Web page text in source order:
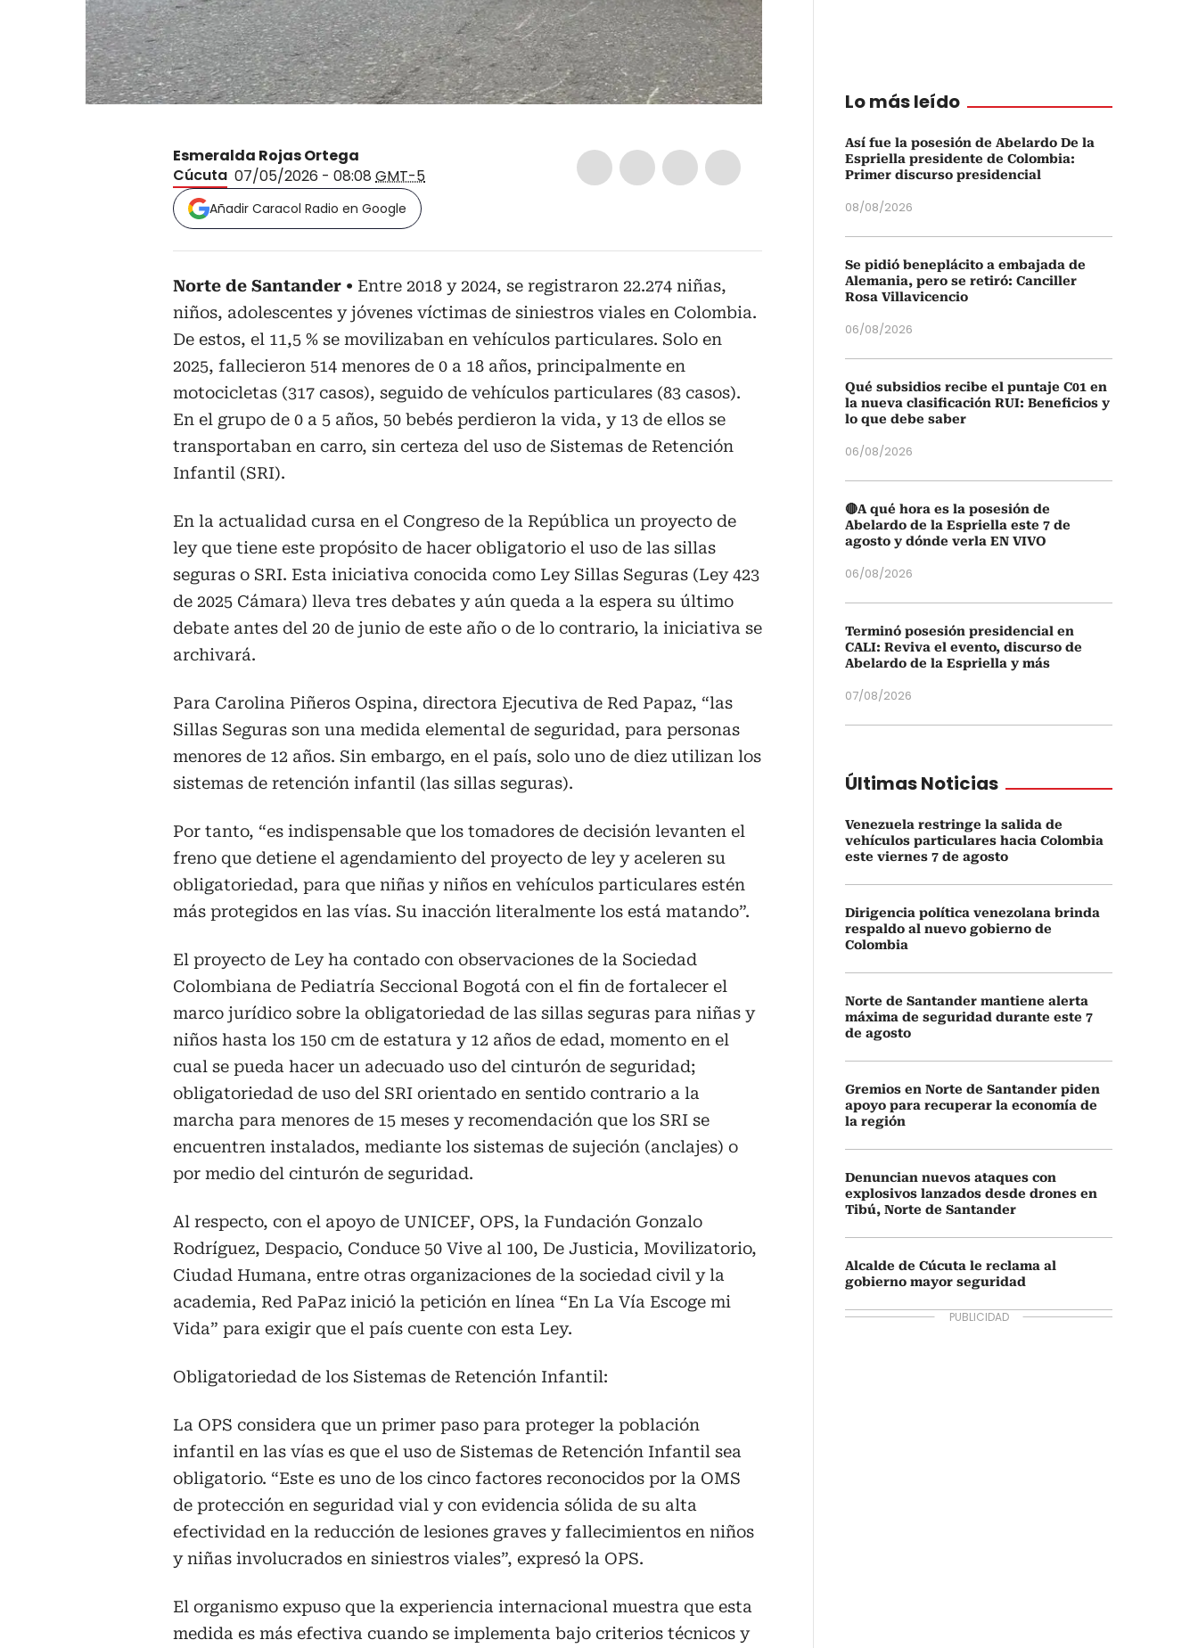
Esmeralda Rojas Ortega
Cúcuta 07/05/2026 - 08:08 GMT-5
Añadir Caracol Radio en Google
Norte de Santander
Entre 2018 y 2024, se registraron 22.274 niñas,
niños, adolescentes y jóvenes víctimas de siniestros viales en Colombia.
De estos, el 11,5 % se movilizaban en vehículos particulares. Solo en
2025, fallecieron 514 menores de 0 a 18 años, principalmente en
motocicletas (317 casos), seguido de vehículos particulares (83 casos).
En el grupo de 0 a 5 años, 50 bebés perdieron la vida, y 13 de ellos se
transportaban en carro, sin certeza del uso de Sistemas de Retención
Infantil (SRI).
En la actualidad cursa en el Congreso de la República un proyecto de
ley que tiene este propósito de hacer obligatorio el uso de las sillas
seguras o SRI. Esta iniciativa conocida como Ley Sillas Seguras (Ley 423
de 2025 Cámara) lleva tres debates y aún queda a la espera su último
debate antes del 20 de junio de este año o de lo contrario, la iniciativa se
archivará.
Para Carolina Piñeros Ospina, directora Ejecutiva de Red Papaz, “las
Sillas Seguras son una medida elemental de seguridad, para personas
menores de 12 años. Sin embargo, en el país, solo uno de diez utilizan los
sistemas de retención infantil (las sillas seguras).
Por tanto, “es indispensable que los tomadores de decisión levanten el
freno que detiene el agendamiento del proyecto de ley y aceleren su
obligatoriedad, para que niñas y niños en vehículos particulares estén
más protegidos en las vías. Su inacción literalmente los está matando”.
El proyecto de Ley ha contado con observaciones de la Sociedad
Colombiana de Pediatría Seccional Bogotá con el fin de fortalecer el
marco jurídico sobre la obligatoriedad de las sillas seguras para niñas y
niños hasta los 150 cm de estatura y 12 años de edad, momento en el
cual se pueda hacer un adecuado uso del cinturón de seguridad;
obligatoriedad de uso del SRI orientado en sentido contrario a la
marcha para menores de 15 meses y recomendación que los SRI se
encuentren instalados, mediante los sistemas de sujeción (anclajes) o
por medio del cinturón de seguridad.
Al respecto, con el apoyo de UNICEF, OPS, la Fundación Gonzalo
Rodríguez, Despacio, Conduce 50 Vive al 100, De Justicia, Movilizatorio,
Ciudad Humana, entre otras organizaciones de la sociedad civil y la
academia, Red PaPaz inició la petición en línea “En La Vía Escoge mi
Vida” para exigir que el país cuente con esta Ley.
Obligatoriedad de los Sistemas de Retención Infantil:
La OPS considera que un primer paso para proteger la población
infantil en las vías es que el uso de Sistemas de Retención Infantil sea
obligatorio. “Este es uno de los cinco factores reconocidos por la OMS
de protección en seguridad vial y con evidencia sólida de su alta
efectividad en la reducción de lesiones graves y fallecimientos en niños
y niñas involucrados en siniestros viales”, expresó la OPS.
El organismo expuso que la experiencia internacional muestra que esta
medida es más efectiva cuando se implementa bajo criterios técnicos y
Lo más leído
Así fue la posesión de Abelardo De la
Espriella presidente de Colombia:
Primer discurso presidencial
08/08/2026
Se pidió beneplácito a embajada de
Alemania, pero se retiró: Canciller
Rosa Villavicencio
06/08/2026
Qué subsidios recibe el puntaje C01 en
la nueva clasificación RUI: Beneficios y
lo que debe saber
06/08/2026
🔴A qué hora es la posesión de
Abelardo de la Espriella este 7 de
agosto y dónde verla EN VIVO
06/08/2026
Terminó posesión presidencial en
CALI: Reviva el evento, discurso de
Abelardo de la Espriella y más
07/08/2026
Últimas Noticias
Venezuela restringe la salida de
vehículos particulares hacia Colombia
este viernes 7 de agosto
Dirigencia política venezolana brinda
respaldo al nuevo gobierno de
Colombia
Norte de Santander mantiene alerta
máxima de seguridad durante este 7
de agosto
Gremios en Norte de Santander piden
apoyo para recuperar la economía de
la región
Denuncian nuevos ataques con
explosivos lanzados desde drones en
Tibú, Norte de Santander
Alcalde de Cúcuta le reclama al
gobierno mayor seguridad